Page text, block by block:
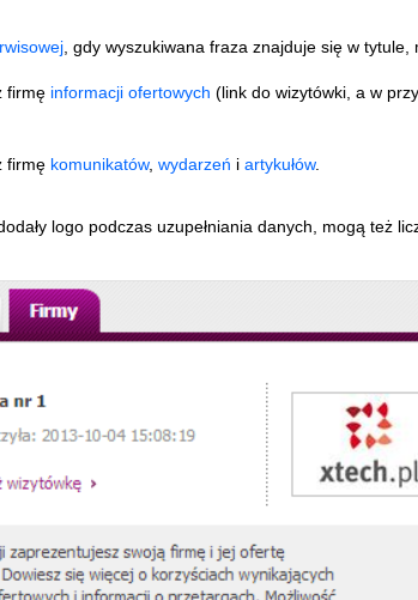
, gdy wyszukiwana fraza znajduje się w
firmę informacji ofertowych (link do wizytówki, a w
firmę komunikatów, wydarzeń i artykułów.
logo podczas uzupełniania danych, mogą też